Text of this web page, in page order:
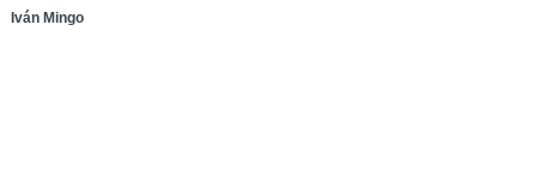
Iván Mingo